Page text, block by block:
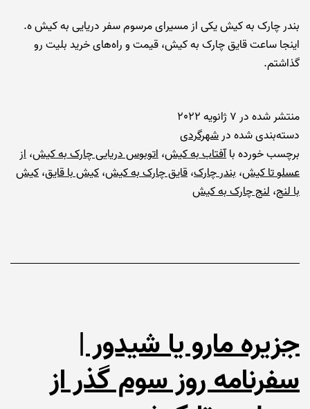
بندر چارک به کیش یکی از مسیرای مرسوم سفر دریایی به کیش ه.
اینجا ساعت قایق چارک به کیش، قیمت و راه‌های خرید بلیت رو
گذاشتم.
منتشر شده در 7 ژانویه 2022
دسته‌بندی شده در شهرگردی
برچسب خورده باآفتاب به کیش، اتوبوس دریایی چارک به کیش، از
عسلو تا کیش، بندر چارک، قایق چارک به کیش، کیش با قایق، کیش
با لنج، لنج چارک به کیش
جزیره مارو یا شیدور |
سفرنامه روز سوم گذر از